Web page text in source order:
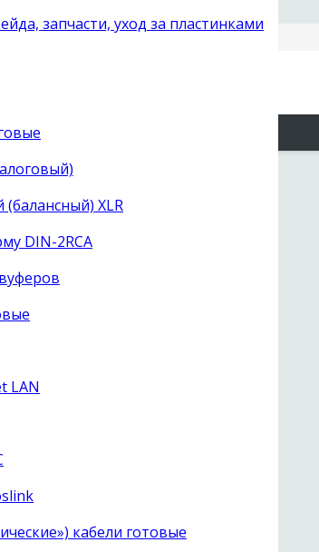
года) old.next-
04-64запчасти, уход за пластинками
XLR
DIN-2RCA
LAN
кабели готовые